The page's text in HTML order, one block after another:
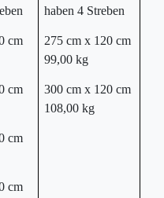
cm
cm
cm
cm
haben 4 Streben
275 cm x 120 cm
99,00 kg
300 cm x 120 cm
108,00 kg